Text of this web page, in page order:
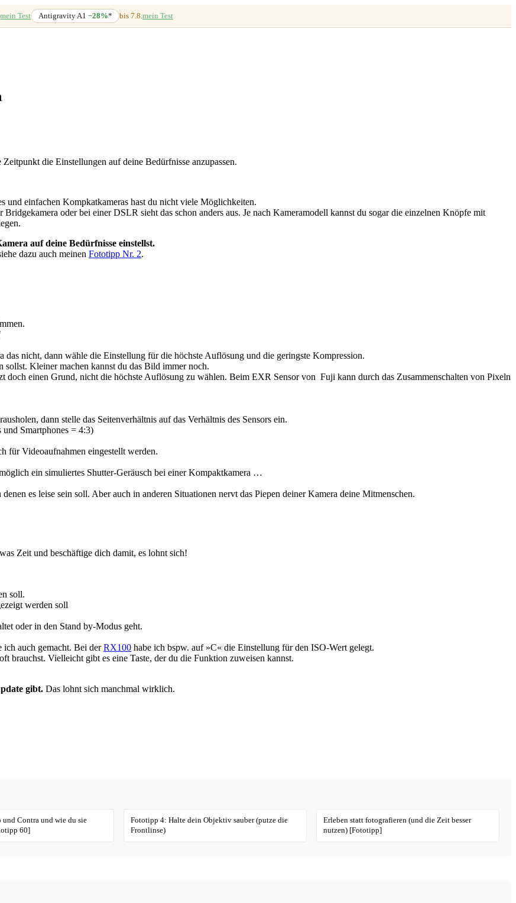
mein Test Antigravity A1 −28%* bis 7.8.mein Test
die Einstellungen auf deine Bedürfnisse anzupassen.
und einfachen Kompkatkameras hast du nicht viele Möglichkeiten.
oder bei einer DSLR sieht das schon anders aus. Je nach Kameramodell kannst du sogar die einzelnen Knöpfe mit
auf deine Bedürfnisse einstellst.
dazu auch meinen Fototipp Nr. 2.
das nicht, dann wähle die Einstellung für die höchste Auflösung und die geringste Kompression.
Kleiner machen kannst du das Bild immer noch.
doch einen Grund, nicht die höchste Auflösung zu wählen. Beim EXR Sensor von Fuji kann durch das Zusammenschalten von Pixeln
dann stelle das Seitenverhältnis auf das Verhältnis des Sensors ein.
Smartphones = 4:3)
für Videoaufnahmen eingestellt werden.
ein simuliertes Shutter-Geräusch bei einer Kompaktkamera …
es leise sein soll. Aber auch in anderen Situationen nervt das Piepen deiner Kamera deine Mitmenschen.
Zeit und beschäftige dich damit, es lohnt sich!
soll.
werden soll
oder in den Stand by-Modus geht.
ich auch gemacht. Bei derRX100 habe ich bspw. auf »C« die Einstellung für den ISO-Wert gelegt.
brauchst. Vielleicht gibt es eine Taste, der du die Funktion zuweisen kannst.
gibt. Das lohnt sich manchmal wirklich.
Contra und wie du sie
60]
Fototipp 4: Halte dein Objektiv sauber (putze die
Frontlinse)
Erleben statt fotografieren (und die Zeit besser
nutzen) [Fototipp]